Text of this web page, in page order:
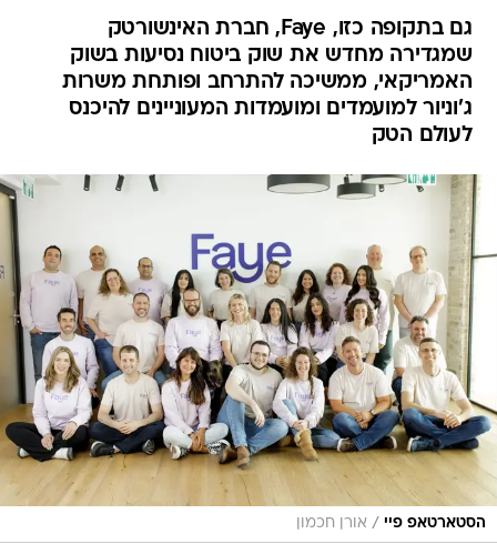
גם בתקופה כזו, Faye, חברת האינשורטק
שמגדירה מחדש את שוק ביטוח נסיעות בשוק
האמריקאי, ממשיכה להתרחב ופותחת משרות
ג'וניור למועמדים ומועמדות המעוניינים להיכנס
לעולם הטק
הסטארטאפ פיי / אורן חכמון